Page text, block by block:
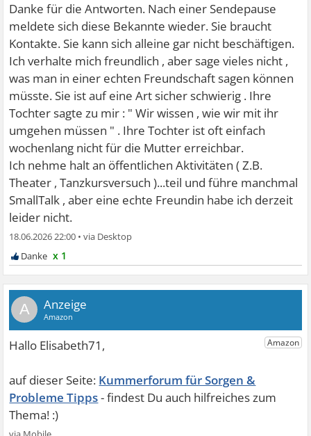
Danke für die Antworten. Nach einer Sendepause
meldete sich diese Bekannte wieder. Sie braucht
Kontakte. Sie kann sich alleine gar nicht beschäftigen.
Ich verhalte mich freundlich , aber sage vieles nicht ,
was man in einer echten Freundschaft sagen können
müsste. Sie ist auf eine Art sicher schwierig . Ihre
Tochter sagte zu mir : " Wir wissen , wie wir mit ihr
umgehen müssen " . Ihre Tochter ist oft einfach
wochenlang nicht für die Mutter erreichbar.
Ich nehme halt an öffentlichen Aktivitäten ( Z.B.
Theater , Tanzkursversuch )...teil und führe manchmal
SmallTalk , aber eine echte Freundin habe ich derzeit
leider nicht.
18.06.2026 22:00 •
x 1
A
Kummerforum für Sorgen &
Probleme Tipps